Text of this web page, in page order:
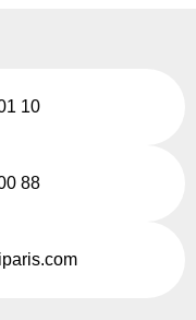
10
88